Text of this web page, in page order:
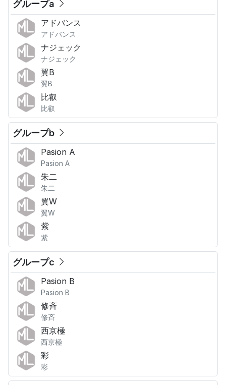
グループa
アドバンス
アドバンス
ナジェック
ナジェック
翼B
翼B
比叡
比叡
グループb
Pasion A
Pasion A
朱二
朱二
翼W
翼W
紫
紫
グループc
Pasion B
Pasion B
修斉
修斉
西京極
西京極
彩
彩